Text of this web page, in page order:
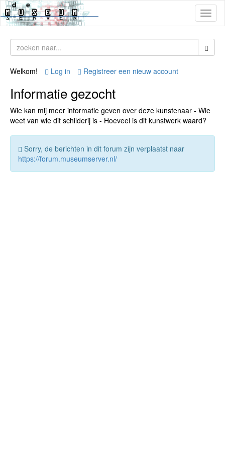
Welkom! Log in Registreer een nieuw account
Informatie gezocht
Wie kan mij meer informatie geven over deze kunstenaar - Wie
weet van wie dit schilderij is - Hoeveel is dit kunstwerk waard?
Sorry, de berichten in dit forum zijn verplaatst naar
https://forum.museumserver.nl/